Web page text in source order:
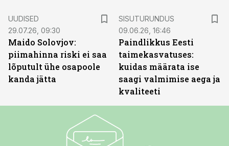
UUDISED
29.07.26, 09:30
Maido Solovjov:
piimahinna riski ei saa
lõputult ühe osapoole
kanda jätta
SISUTURUNDUS
09.06.26, 16:46
Paindlikkus Eesti
taimekasvatuses:
kuidas määrata ise
saagi valmimise aega ja
kvaliteeti